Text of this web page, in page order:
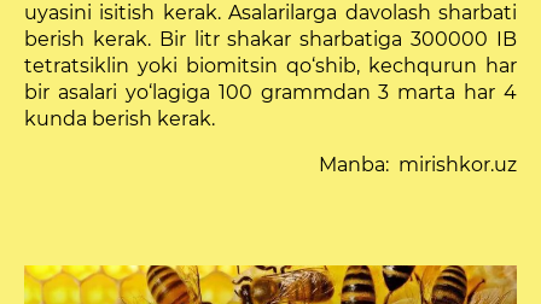
uyasini isitish kerak. Asalarilarga davolash sharbati
berish ke­rak. Bir litr shakar sharbatiga 300000 IB
tetratsiklin yoki biomitsin qo‘shib, kechqurun har
bir asalari yo‘lagiga 100 grammdan 3 marta har 4
kunda berish kerak.
Manba: mirishkor.uz